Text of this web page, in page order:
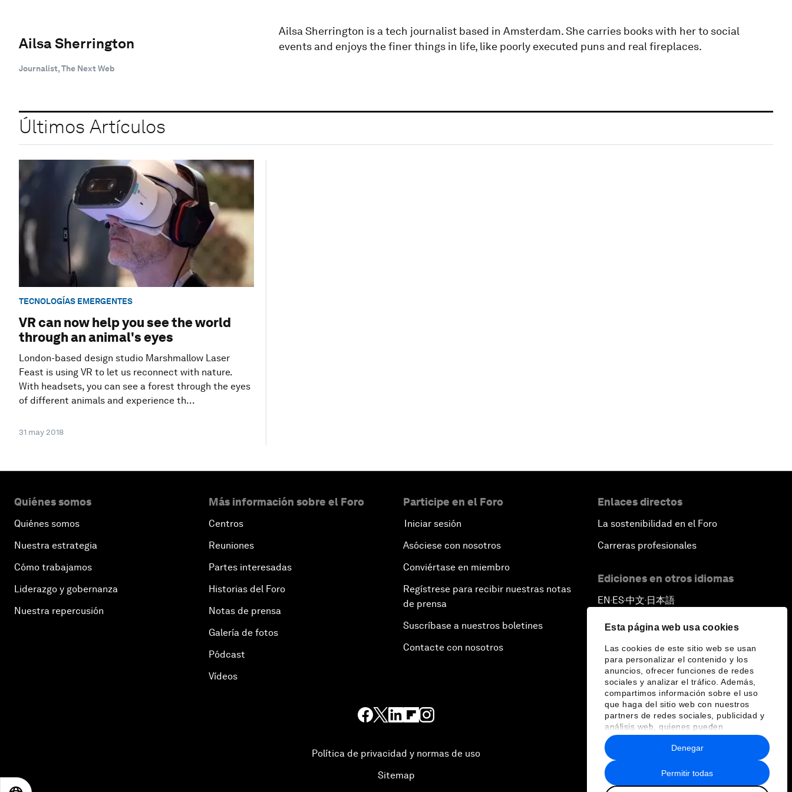
Esta página web usa cookies
Las cookies de este sitio web se usan
para personalizar el contenido y los
anuncios, ofrecer funciones de redes
sociales y analizar el tráfico. Además,
compartimos información sobre el uso
que haga del sitio web con nuestros
partners de redes sociales, publicidad y
análisis web, quienes pueden
combinarla con otra información que les
haya proporcionado o que hayan
recopilado a partir del uso que haya
hecho de sus servicios.
Permitir todas
Denegar
Ailsa Sherrington
Journalist, The Next Web
Ailsa Sherrington is a tech journalist based in Amsterdam. She carries books with her to social
events and enjoys the finer things in life, like poorly executed puns and real fireplaces.
Últimos Artículos
TECNOLOGÍAS EMERGENTES
VR can now help you see the world
through an animal's eyes
London-based design studio Marshmallow Laser
Feast is using VR to let us reconnect with nature.
With headsets, you can see a forest through the eyes
of different animals and experience th...
31 may 2018
Quiénes somos
Quiénes somos
Nuestra estrategia
Cómo trabajamos
Liderazgo y gobernanza
Nuestra repercusión
Más información sobre el Foro
Centros
Reuniones
Partes interesadas
Historias del Foro
Notas de prensa
Galería de fotos
Pódcast
Vídeos
Participe en el Foro
Iniciar sesión
Asóciese con nosotros
Conviértase en miembro
Regístrese para recibir nuestras notas
de prensa
Suscríbase a nuestros boletines
Contacte con nosotros
Enlaces directos
La sostenibilidad en el Foro
Carreras profesionales
Ediciones en otros idiomas
EN ▪ ES▪中文▪ 日本語
Política de privacidad y normas de uso
Sitemap